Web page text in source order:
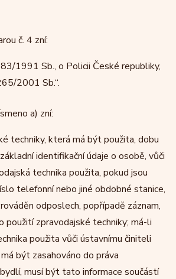
č. 4 zní:
1991 Sb., o Policii České republiky,
2001 Sb.“.
a) zní:
techniky, která má být použita, dobu
identifikační údaje o osobě, vůči
technika použita, pokud jsou
telefonní nebo jiné obdobné stanice,
odposlech, popřípadě záznam,
použití zpravodajské techniky; má-li
použita vůči ústavnímu činiteli
být zasahováno do práva
musí být tato informace součástí